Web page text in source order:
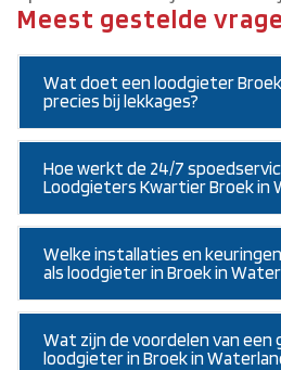
Meest gestelde
Wat doet een loodgieter
precies bij lekkages?
Hoe werkt de 24/7
Loodgieters Kwartier Broek in
Welke installaties en
als loodgieter in Broek in
Wat zijn de voordelen van
loodgieter in Broek in